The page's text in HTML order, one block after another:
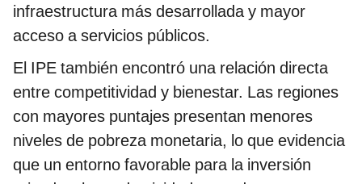
infraestructura más desarrollada y mayor
acceso a servicios públicos.
El IPE también encontró una relación directa
entre competitividad y bienestar. Las regiones
con mayores puntajes presentan menores
niveles de pobreza monetaria, lo que evidencia
que un entorno favorable para la inversión